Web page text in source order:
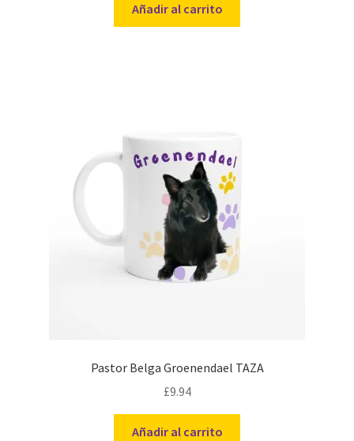
Añadir al carrito
Pastor Belga Groenendael TAZA
£9.94
Añadir al carrito